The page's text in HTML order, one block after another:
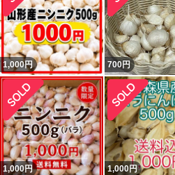
1,000円 700円
1,000円 1,000円